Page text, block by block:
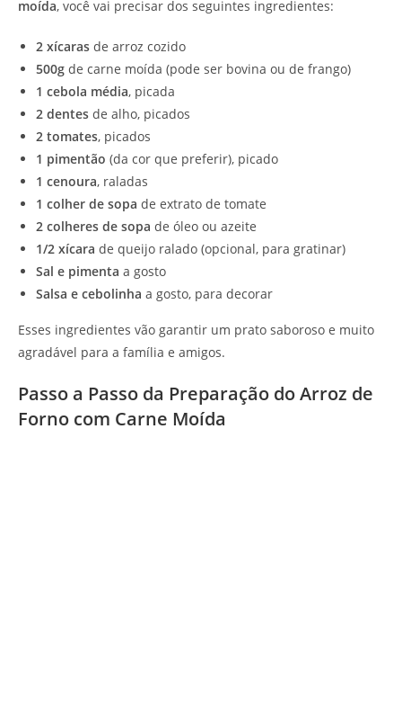
moída, você vai precisar dos seguintes ingredientes:
2 xícaras de arroz cozido
500g de carne moída (pode ser bovina ou de frango)
1 cebola média, picada
2 dentes de alho, picados
2 tomates, picados
1 pimentão (da cor que preferir), picado
1 cenoura, raladas
1 colher de sopa de extrato de tomate
2 colheres de sopa de óleo ou azeite
1/2 xícara de queijo ralado (opcional, para gratinar)
Sal e pimenta a gosto
Salsa e cebolinha a gosto, para decorar
Esses ingredientes vão garantir um prato saboroso e muito
agradável para a família e amigos.
Passo a Passo da Preparação do Arroz de
Forno com Carne Moída